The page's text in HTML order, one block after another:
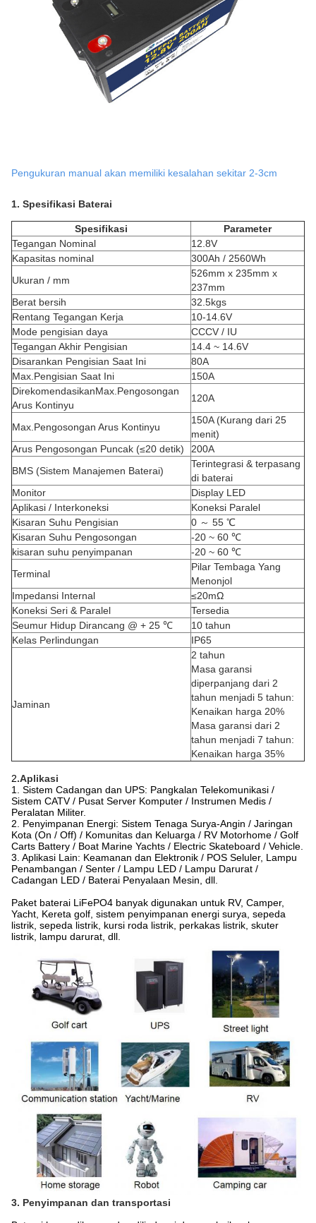
Pengukuran manual akan memiliki kesalahan sekitar 2-3cm
1. Spesifikasi Baterai
Spesifikasi
Parameter
Tegangan Nominal
12.8V
Kapasitas nominal
300Ah / 2560Wh
Ukuran / mm
526mm x 235mm x
237mm
Berat bersih
32.5kgs
Rentang Tegangan Kerja
10-14.6V
Mode pengisian daya
CCCV / IU
Tegangan Akhir Pengisian
14.4 ~ 14.6V
Disarankan Pengisian Saat Ini
80A
Max.Pengisian Saat Ini
150A
DirekomendasikanMax.Pengosongan
Arus Kontinyu
120A
Max.Pengosongan Arus Kontinyu
150A (Kurang dari 25
menit)
Arus Pengosongan Puncak (≤20 detik)
200A
BMS (Sistem Manajemen Baterai)
Terintegrasi & terpasang
di baterai
Monitor
Display LED
Aplikasi / Interkoneksi
Koneksi Paralel
Kisaran Suhu Pengisian
0 ～ 55 ℃
Kisaran Suhu Pengosongan
-20 ~ 60 ℃
kisaran suhu penyimpanan
-20 ~ 60 ℃
Terminal
Pilar Tembaga Yang
Menonjol
Impedansi Internal
≤20mΩ
Koneksi Seri & Paralel
Tersedia
Seumur Hidup Dirancang @ + 25 ℃
10 tahun
Kelas Perlindungan
IP65
Jaminan
2 tahun
Masa garansi
diperpanjang dari 2
tahun menjadi 5 tahun:
Kenaikan harga 20%
Masa garansi dari 2
tahun menjadi 7 tahun:
Kenaikan harga 35%
2.Aplikasi
1. Sistem Cadangan dan UPS: Pangkalan Telekomunikasi /
Sistem CATV / Pusat Server Komputer / Instrumen Medis /
Peralatan Militer.
2. Penyimpanan Energi: Sistem Tenaga Surya-Angin / Jaringan
Kota (On / Off) / Komunitas dan Keluarga / RV Motorhome / Golf
Carts Battery / Boat Marine Yachts / Electric Skateboard / Vehicle.
3. Aplikasi Lain: Keamanan dan Elektronik / POS Seluler, Lampu
Penambangan / Senter / Lampu LED / Lampu Darurat /
Cadangan LED / Baterai Penyalaan Mesin, dll.
Paket baterai LiFePO4 banyak digunakan untuk RV, Camper,
Yacht, Kereta golf, sistem penyimpanan energi surya, sepeda
listrik, sepeda listrik, kursi roda listrik, perkakas listrik, skuter
listrik, lampu darurat, dll.
3. Penyimpanan dan transportasi